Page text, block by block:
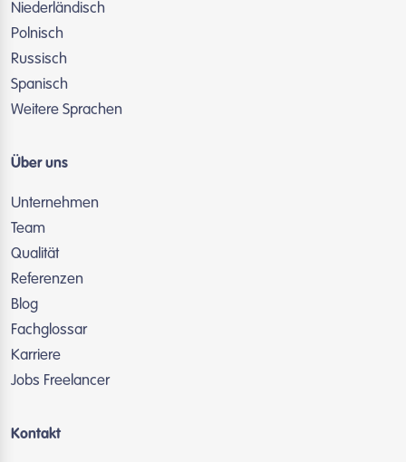
Niederländisch
Polnisch
Russisch
Spanisch
Weitere Sprachen
Über uns
Unternehmen
Team
Qualität
Referenzen
Blog
Fachglossar
Karriere
Jobs Freelancer
Kontakt